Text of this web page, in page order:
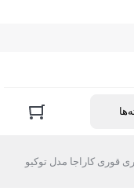
قوری کاراجا مدل توکیو